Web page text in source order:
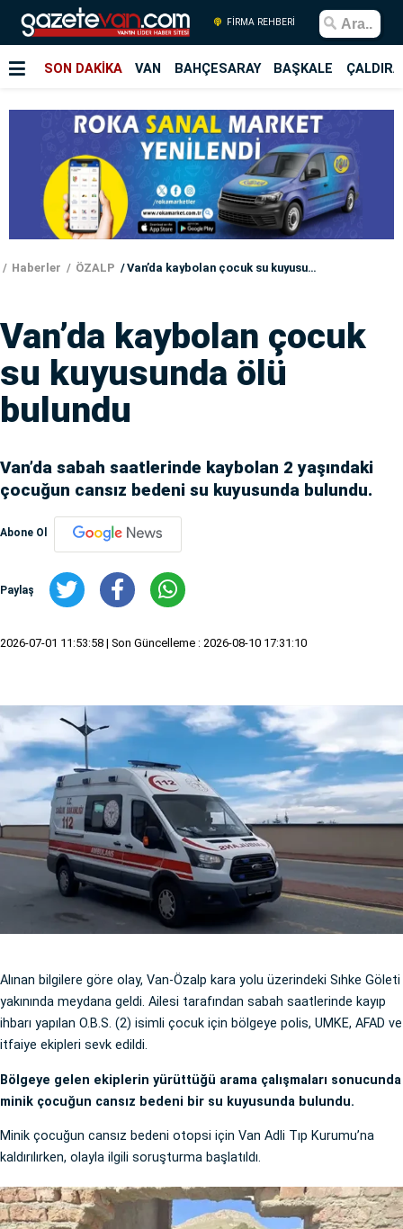
FİRMA REHBERİ
SON DAKİKA VAN BAHÇESARAY BAŞKALE
Haberler ÖZALP Van’da kaybolan çocuk su kuyusunda ölü bulundu
Van’da kaybolan çocuk
su kuyusunda ölü
bulundu
Van’da sabah saatlerinde kaybolan 2 yaşındaki
çocuğun cansız bedeni su kuyusunda bulundu.
Abone Ol
Paylaş
2026-07-01 11:53:58 | Son Güncelleme : 2026-08-10 17:31:10
Alınan bilgilere göre olay, Van-Özalp kara yolu üzerindeki Sıhke Göleti
yakınında meydana geldi. Ailesi tarafından sabah saatlerinde kayıp
ihbarı yapılan O.B.S. (2) isimli çocuk için bölgeye polis, UMKE, AFAD ve
itfaiye ekipleri sevk edildi.
Bölgeye gelen ekiplerin yürüttüğü arama çalışmaları sonucunda
minik çocuğun cansız bedeni bir su kuyusunda bulundu.
Minik çocuğun cansız bedeni otopsi için Van Adli Tıp Kurumu’na
kaldırılırken, olayla ilgili soruşturma başlatıldı.